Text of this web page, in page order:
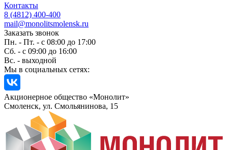
Контакты
8 (4812) 400-400
mail@monolitsmolensk.ru
Заказать звонок
Пн. - Пт. - с 08:00 до 17:00
Сб. - с 09:00 до 16:00
Вс. - выходной
Мы в социальных сетях:
Акционерное общество «Монолит»
Смоленск, ул. Смольянинова, 15